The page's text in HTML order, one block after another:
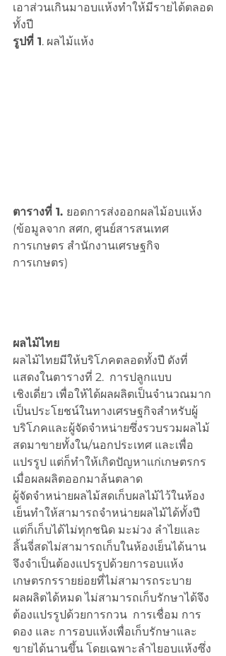
เอาส่วนเกินมาอบแห้งทำให้มีรายได้ตลอด
ทั้งปี
รูปที่ 1. ผลไม้แห้ง
ตารางที่ 1. ยอดการส่งออกผลไม้อบแห้ง
(ข้อมูลจาก สศก, ศูนย์สารสนเทศ
การเกษตร สำนักงานเศรษฐกิจ
การเกษตร)
ผลไม้ไทย
ผลไม้ไทยมีให้บริโภคตลอดทั้งปี ดังที่
แสดงในตารางที่ 2.  การปลูกแบบ
เชิงเดี่ยว เพื่อให้ได้ผลผลิตเป็นจำนวณมาก
เป็นประโยชน์ในทางเศรษฐกิจสำหรับผู้
บริโภคและผู้จัดจำหน่ายซึ่งรวบรวมผลไม้
สดมาขายทั้งใน/นอกประเทศ และเพื่อ
แปรรูป แต่ก็ทำให้เกิดปัญหาแก่เกษตรกร
เมื่อผลผลิตออกมาล้นตลาด
ผู้จัดจำหน่ายผลไม้สดเก็บผลไม้ไว้ในห้อง
เย็นทำให้สามารถจำหน่ายผลไม้ได้ทั้งปี
แต่ก็เก็บได้ไม่ทุกชนิด มะม่วง ลำไยและ
ลิ้นจี่สดไม่สามารถเก็บในห้องเย็นได้นาน
จึงจำเป็นต้องแปรรูปด้วยการอบแห้ง
เกษตรกรรายย่อยที่ไม่สามารถระบาย
ผลผลิตได้หมด ไม่สามารถเก็บรักษาได้จึง
ต้องแปรรูปด้วยการกวน  การเชื่อม การ
ดอง และ การอบแห้งเพื่อเก็บรักษาและ
ขายได้นานขึ้น โดยเฉพาะลำไยอบแห้งซึ่ง